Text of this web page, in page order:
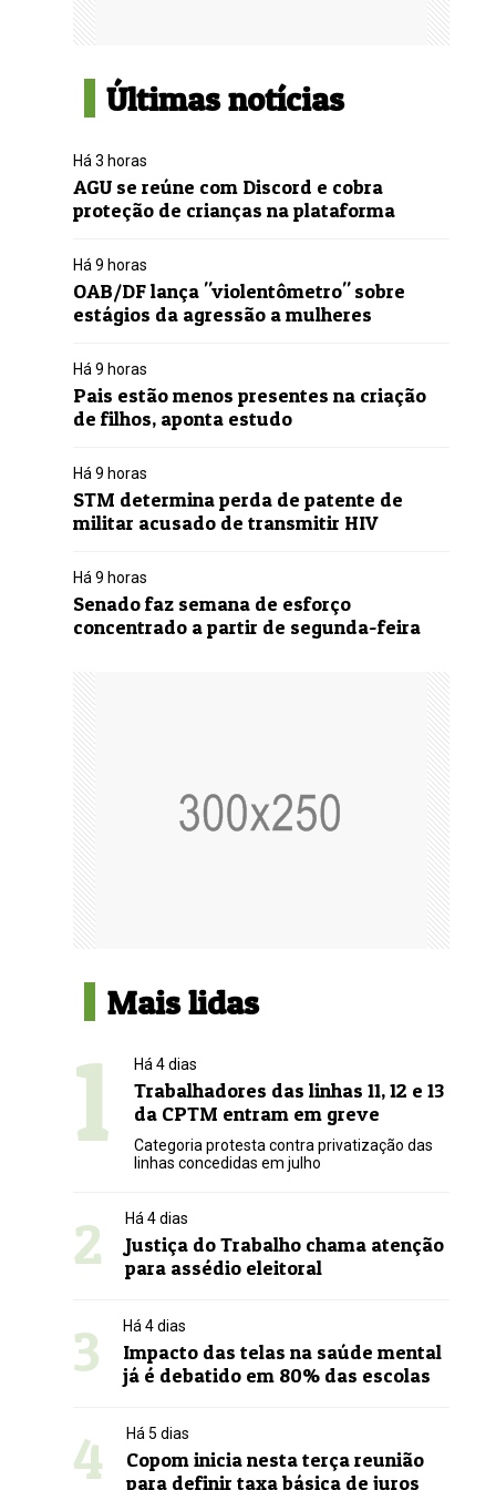
Últimas notícias
Há 3 horas
AGU se reúne com Discord e cobra
proteção de crianças na plataforma
Há 9 horas
OAB/DF lança "violentômetro" sobre
estágios da agressão a mulheres
Há 9 horas
Pais estão menos presentes na criação
de filhos, aponta estudo
Há 9 horas
STM determina perda de patente de
militar acusado de transmitir HIV
Há 9 horas
Senado faz semana de esforço
concentrado a partir de segunda-feira
Mais lidas
1 Há 4 dias
Trabalhadores das linhas 11, 12 e 13
da CPTM entram em greve
Categoria protesta contra privatização das
linhas concedidas em julho
2 Há 4 dias
Justiça do Trabalho chama atenção
para assédio eleitoral
3 Há 4 dias
Impacto das telas na saúde mental
já é debatido em 80% das escolas
4 Há 5 dias
Copom inicia nesta terça reunião
para definir taxa básica de juros